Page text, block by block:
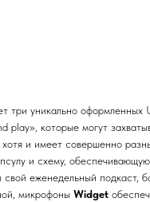
три уникально оформленных
play», которые могут
, хотя и имеет совершенно
и схему,
еженедельный подкаст,
микрофоны Widget